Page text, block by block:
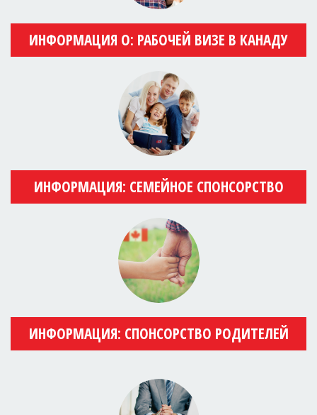
ИНФОРМАЦИЯ О: РАБОЧЕЙ ВИЗЕ В КАНАДУ
ИНФОРМАЦИЯ: СЕМЕЙНОЕ СПОНСОРСТВО
ИНФОРМАЦИЯ: СПОНСОРСТВО РОДИТЕЛЕЙ